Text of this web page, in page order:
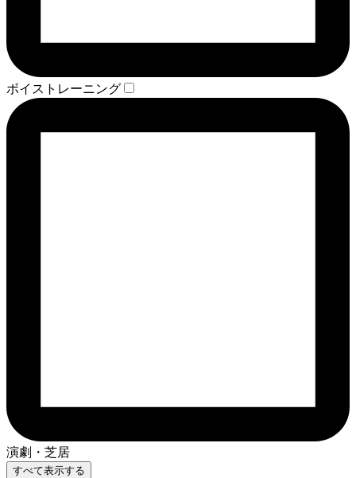
ボイストレーニング
演劇・芝居
すべて表示する